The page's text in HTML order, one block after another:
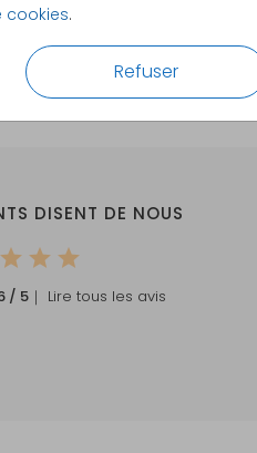
cookies.
Refuser
DISENT DE NOUS
/ 5 ｜ Lire tous les avis